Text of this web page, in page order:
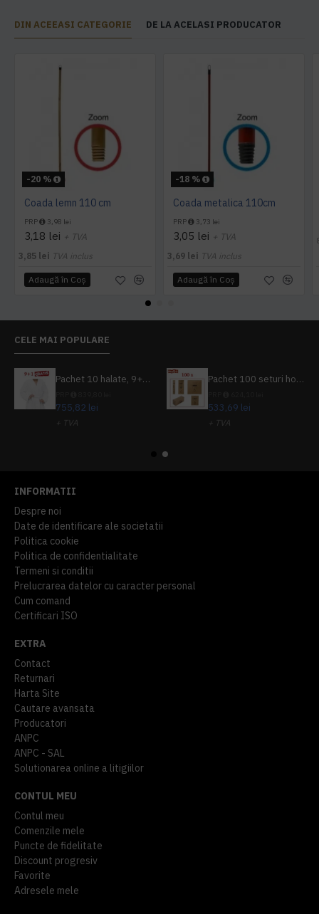
DIN ACEEASI CATEGORIE DE LA ACELASI PRODUCATOR
-20 %
Coada lemn 110 cm
PRP 3,98 lei
3,18 lei + TVA
3,85 lei TVA inclus
Adaugă în Coş
-18 %
Coada metalica 110cm
PRP 3,73 lei
3,05 lei + TVA
3,69 lei TVA inclus
Adaugă în Coş
CELE MAI POPULARE
Pachet 10 halate, 9+1 gratuit
755,82 lei
+ TVA
Pachet 100 seturi hoteliere, set dentar, set barbierit, casca de dus, pila unghii, set cusut
533,69 lei
+ TVA
INFORMATII
Despre noi
Date de identificare ale societatii
Politica cookie
Politica de confidentialitate
Termeni si conditii
Prelucrarea datelor cu caracter personal
Cum comand
Certificari ISO
EXTRA
Contact
Returnari
Harta Site
Cautare avansata
Producatori
ANPC
ANPC - SAL
Solutionarea online a litigiilor
CONTUL MEU
Contul meu
Comenzile mele
Puncte de fidelitate
Discount progresiv
Favorite
Adresele mele